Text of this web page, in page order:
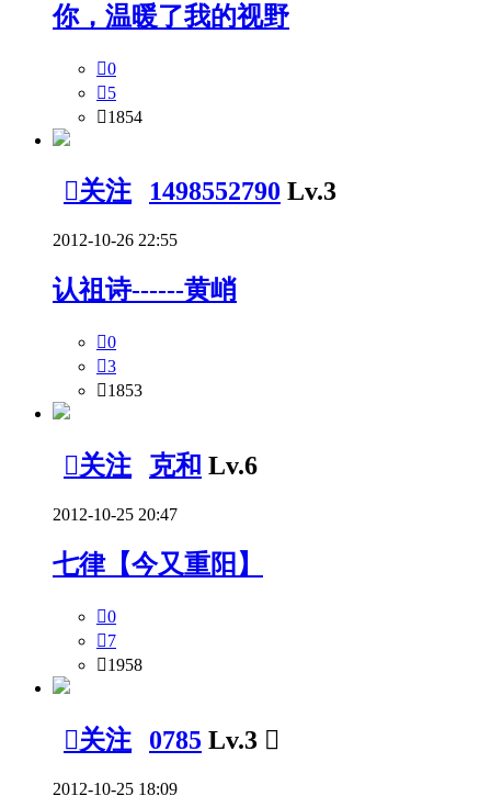
你，温暖了我的视野
0
5
1854
关注 1498552790 Lv.3
2012-10-26 22:55
认祖诗------黄峭
0
3
1853
关注 克和 Lv.6
2012-10-25 20:47
七律【今又重阳】
0
7
1958
关注 0785 Lv.3 
2012-10-25 18:09